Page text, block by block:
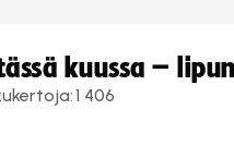
kuussa –
1 406